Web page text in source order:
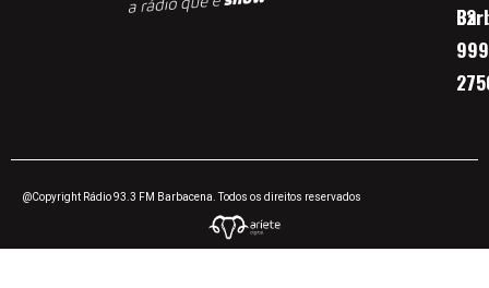
32
@Copyright Rádio 93.3 FM Barbacena. Todos os direitos reservados